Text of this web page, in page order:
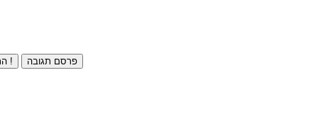
התחברו ⁄ הרשמו חינם ! פרסם תגובה